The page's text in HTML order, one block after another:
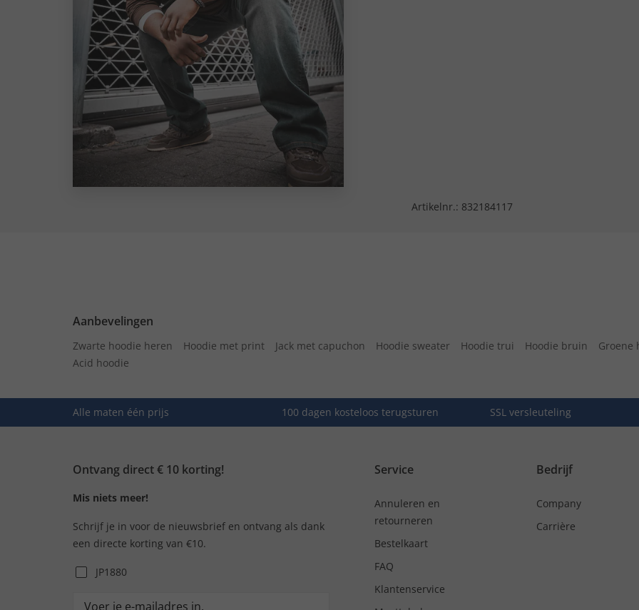
Artikelnr.: 832184117
Aanbevelingen
Zwarte hoodie heren Hoodie met print Jack met capuchon Hoodie sweater Hoodie trui Hoodie bruin Groene
Acid hoodie
Alle maten één prijs 100 dagen kosteloos terugsturen SSL versleuteling
Ontvang direct € 10 korting!
Mis niets meer!
Schrijf je in voor de nieuwsbrief en ontvang als dank
een directe korting van €10.
JP1880
Service
Annuleren en
retourneren
Bestelkaart
FAQ
Klantenservice
Bedrijf
Company
Carrière